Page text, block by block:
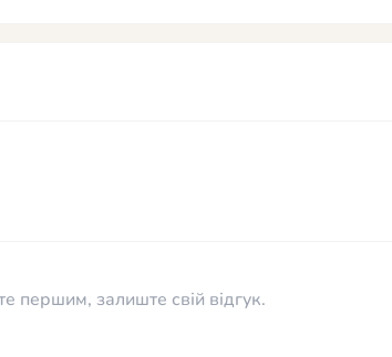
першим, залиште свій відгук.